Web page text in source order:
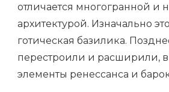
отличается многогранной и
архитектурой. Изначально
готическая базилика.
перестроили и расширили,
элементы ренессанса и